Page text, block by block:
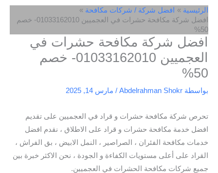
الرئيسية
افضل شركة / شركات مكافحة
افضل شركة مكافحة حشرات في العجميين 01033162010- خصم
50%
افضل شركة مكافحة حشرات في
العجميين 01033162010- خصم
50%
بواسطة Abdelrahman Shokr
/ مارس 14, 2025
تحرص شركة مكافحة حشرات و قراد في العجميين على تقديم
افضل خدمة مكافحة حشرات و قراد على الاطلاق ، نقدم افضل
خدمات مكافحة الفئران ، الصراصير ، النمل الابيض ، بق الفراش ،
القراد على أعلى مستويات الكفاءة و الجودة ، نحن الاكثر خبرة بين
جميع شركات مكافحة الحشرات في العجميين.